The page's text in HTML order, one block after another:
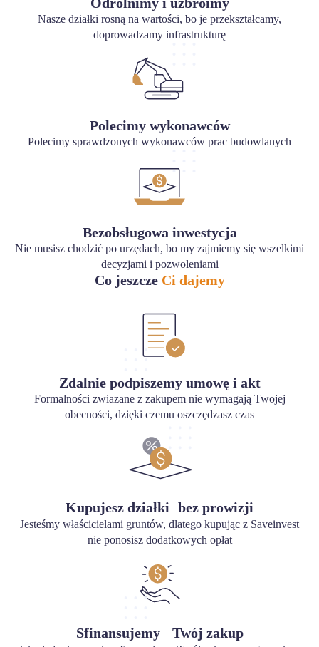
Odrolnimy i uzbroimy
Nasze działki rosną na wartości, bo je przekształcamy,
doprowadzamy infrastrukturę
Polecimy wykonawców
Polecimy sprawdzonych wykonawców prac budowlanych
Bezobsługowa inwestycja
Nie musisz chodzić po urzędach, bo my zajmiemy się wszelkimi
decyzjami i pozwoleniami
Co jeszcze Ci dajemy
Zdalnie podpiszemy umowę i akt
Formalności zwiazane z zakupem nie wymagają Twojej
obecności, dzięki czemu oszczędzasz czas
Kupujesz działki bez prowizji
Jesteśmy właścicielami gruntów, dlatego kupując z Saveinvest
nie ponosisz dodatkowych opłat
Sfinansujemy Twój zakup